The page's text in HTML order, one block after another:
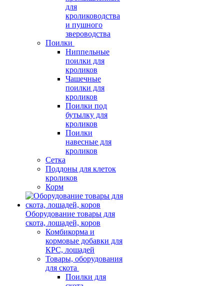
для
кролиководства
и пушного
звероводства
Поилки
Ниппельные
поилки для
кроликов
Чашечные
поилки для
кроликов
Поилки под
бутылку для
кроликов
Поилки
навесные для
кроликов
Сетка
Поддоны для клеток
кроликов
Корм
Оборудование товары для
скота, лошадей, коров
Комбикорма и
кормовые добавки для
КРС, лошадей
Товары, оборудования
для скота
Поилки для